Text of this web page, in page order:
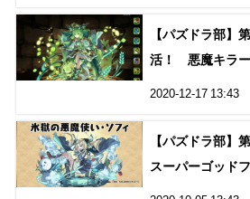
【パズドラ部】
活！ 悪魔キラー
2020-12-17 13:43
【パズドラ部】
スーパーゴッド